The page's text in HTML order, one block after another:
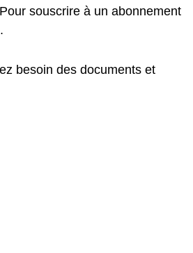
souscrire à un abonnement
besoin des documents et